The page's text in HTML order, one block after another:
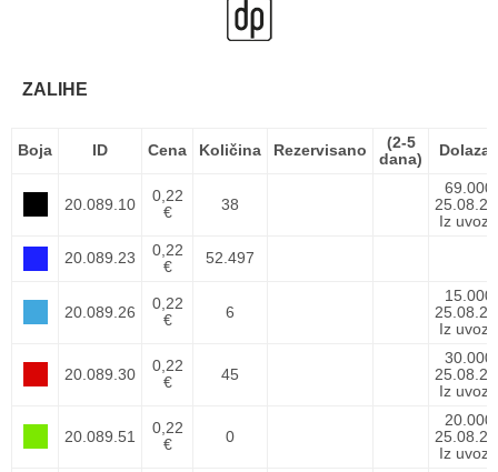
ZALIHE
Boja ID Cena Količina Rezervisano
(2-5
dana)
Dolazak
20.089.10
0,22
€
38
69.000
Iz uvoza
20.089.23
0,22
€
52.497
20.089.26
0,22
€
6
15.000
Iz uvoza
20.089.30
0,22
€
45
30.000
Iz uvoza
20.089.51
0,22
€
0
20.000
Iz uvoza